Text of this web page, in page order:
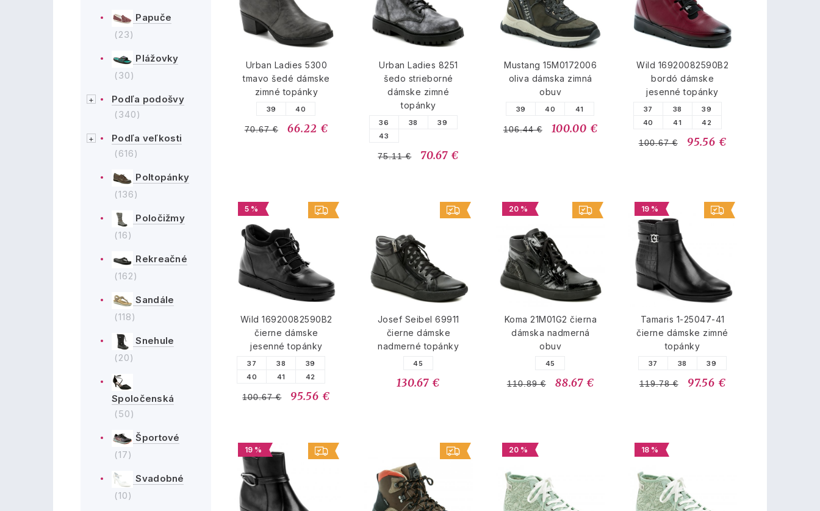
Papuče
(23)
Plážovky
(30)
Podľa podošvy
(340)
Podľa veľkosti
(616)
Poltopánky
(136)
Poločižmy
(16)
Rekreačné
(162)
Sandále
(118)
Snehule
(20)
Spoločenská
(50)
Športové
(17)
Svadobné
(10)
Urban Ladies 5300
tmavo šedé dámske
zimné topánky
39 40
70.67 € 66.22 €
Urban Ladies 8251
šedo strieborné
dámske zimné
topánky
36 38
39
43
75.11 € 70.67 €
Mustang 15M0172006
oliva dámska zimná
obuv
39 40 41
106.44 € 100.00 €
Wild 16920082590B2
bordó dámske
jesenné topánky
37 38
39
40
41 42
100.67 € 95.56 €
5 %
Wild 16920082590B2
čierne dámske
jesenné topánky
37 38
39
40
41 42
100.67 € 95.56 €
Josef Seibel 69911
čierne dámske
nadmerné topánky
45
130.67 €
20 %
Koma 21M01G2 čierna
dámska nadmerná
obuv
45
110.89 € 88.67 €
19 %
Tamaris 1-25047-41
čierne dámske zimné
topánky
37 38 39
119.78 € 97.56 €
19 % 20 % 18 %